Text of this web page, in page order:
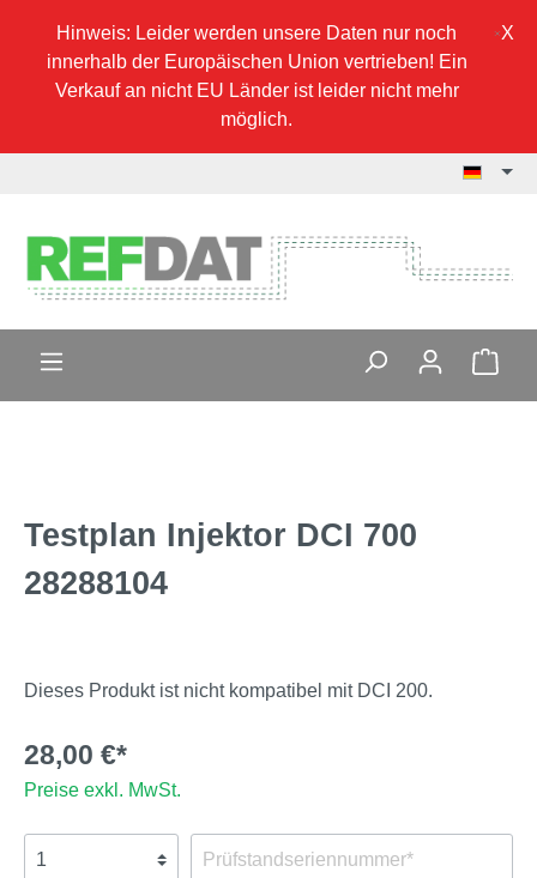
Hinweis: Leider werden unsere Daten nur noch
innerhalb der Europäischen Union vertrieben! Ein
Verkauf an nicht EU Länder ist leider nicht mehr
möglich.
Testplan Injektor DCI 700
28288104
Dieses Produkt ist nicht kompatibel mit DCI 200.
28,00 €*
Preise exkl. MwSt.